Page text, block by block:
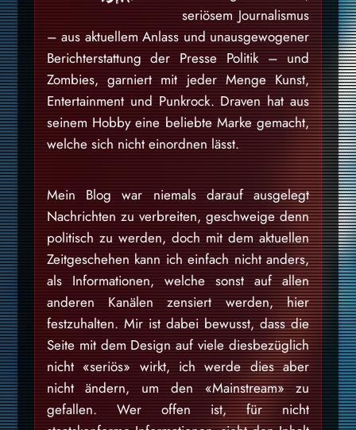
seriösem Journalismus
– aus aktuellem Anlass und unausgewogener
Berichterstattung der Presse Politik – und
Zombies, garniert mit jeder Menge Kunst,
Entertainment und Punkrock. Draven hat aus
seinem Hobby eine beliebte Marke gemacht,
welche sich nicht einordnen lässt.
Mein Blog war niemals darauf ausgelegt
Nachrichten zu verbreiten, geschweige denn
politisch zu werden, doch mit dem aktuellen
Zeitgeschehen kann ich einfach nicht anders,
als Informationen, welche sonst auf allen
anderen Kanälen zensiert werden, hier
festzuhalten. Mir ist dabei bewusst, dass die
Seite mit dem Design auf viele diesbezüglich
nicht «seriös» wirkt, ich werde dies aber
nicht ändern, um den «Mainstream» zu
gefallen. Wer offen ist, für nicht